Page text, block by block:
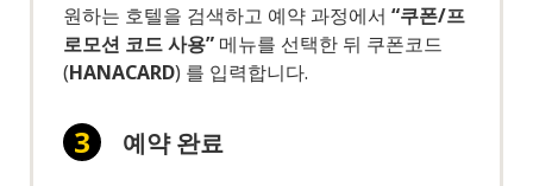
원하는 호텔을 검색하고 예약 과정에서 “쿠폰/프
로모션 코드 사용” 메뉴를 선택한 뒤 쿠폰코드
(HANACARD) 를 입력합니다.
예약 완료